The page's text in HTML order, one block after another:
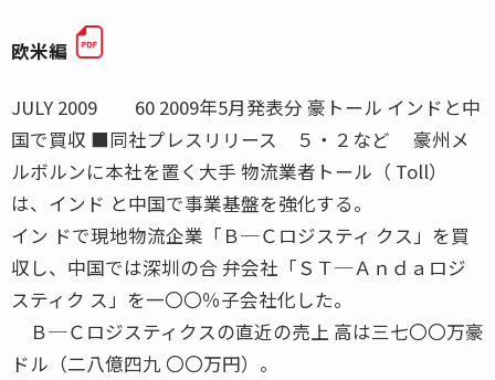
欧米編
JULY 2009 60 2009年5月発表分 豪トール インドと中
国で買収 ■同社プレスリリース ５・２など 豪州メ
ルボルンに本社を置く大手 物流業者トール（ Toll）
は、インド と中国で事業基盤を強化する。
イン ドで現地物流企業「Ｂ─Ｃロジスティ クス」を買
収し、中国では深圳の合 弁会社「ＳＴ─Ａｎｄａロジ
スティク ス」を一〇〇％子会社化した。
Ｂ─Ｃロジスティクスの直近の売上 高は三七〇〇万豪
ドル（二八億四九 〇〇万円）。